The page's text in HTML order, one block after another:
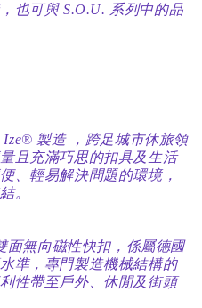
也可與 S.O.U. 系列中的品
製造 ，跨足城市休旅領
且充滿巧思的扣具及生活
、輕易解決問題的環境，
。
面無向磁性快扣，係屬德國
準，專門製造機械結構的
性帶至戶外、休閒及街頭